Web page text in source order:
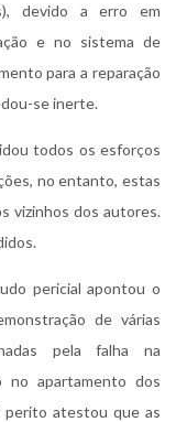
devido a erro em
e no sistema de
para a reparação
se inerte.
todos os esforços
no entanto, estas
vizinhos dos autores.
pericial apontou o
de várias
pela falha na
no apartamento dos
perito atestou que as